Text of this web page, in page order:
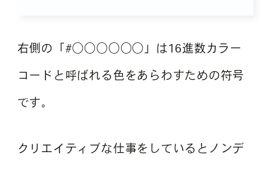
右側の「#○○○○○○」は16進数カラー
コードと呼ばれる色をあらわすための符号
です。
クリエイティブな仕事をしているとノンデ